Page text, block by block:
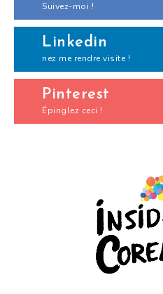
Suivez-moi !
Linkedin
nez me rendre visite !
Pinterest
Épinglez ceci !